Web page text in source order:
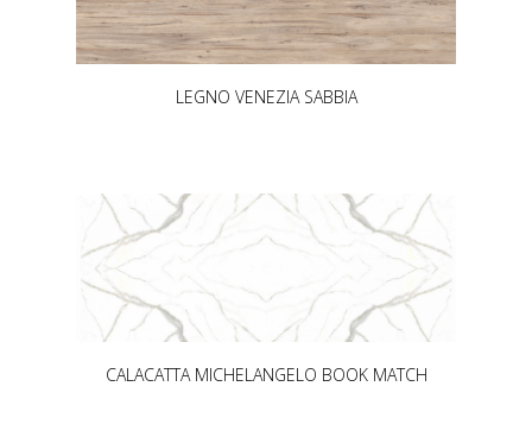
LEGNO VENEZIA SABBIA
CALACATTA MICHELANGELO BOOK MATCH